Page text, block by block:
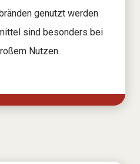
genutzt werden
sind besonders bei
Nutzen.